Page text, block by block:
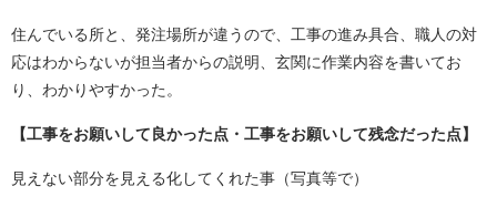
住んでいる所と、発注場所が違うので、工事の進み具合、職人の対
応はわからないが担当者からの説明、玄関に作業内容を書いてお
り、わかりやすかった。
【工事をお願いして良かった点・工事をお願いして残念だった点】
見えない部分を見える化してくれた事（写真等で）